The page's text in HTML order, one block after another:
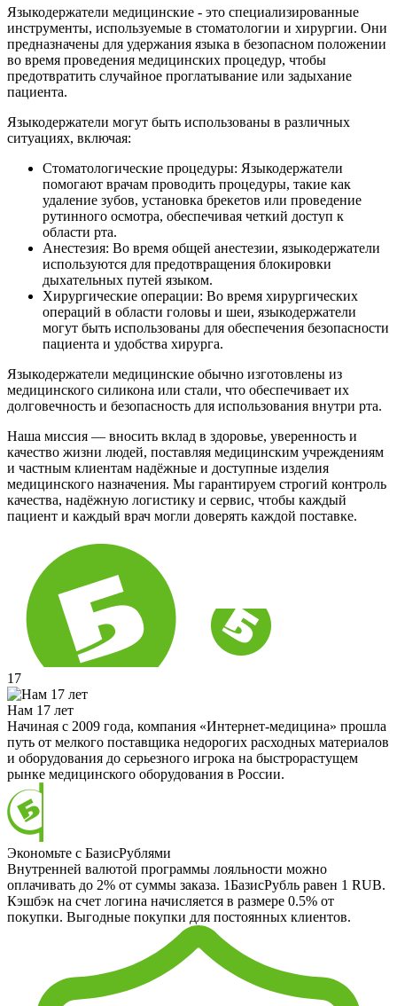
Языкодержатели медицинские - это специализированные
инструменты, используемые в стоматологии и хирургии. Они
предназначены для удержания языка в безопасном положении
во время проведения медицинских процедур, чтобы
предотвратить случайное проглатывание или задыхание
пациента.
Языкодержатели могут быть использованы в различных
ситуациях, включая:
Стоматологические процедуры: Языкодержатели
помогают врачам проводить процедуры, такие как
удаление зубов, установка брекетов или проведение
рутинного осмотра, обеспечивая четкий доступ к
области рта.
Анестезия: Во время общей анестезии, языкодержатели
используются для предотвращения блокировки
дыхательных путей языком.
Хирургические операции: Во время хирургических
операций в области головы и шеи, языкодержатели
могут быть использованы для обеспечения безопасности
пациента и удобства хирурга.
Языкодержатели медицинские обычно изготовлены из
медицинского силикона или стали, что обеспечивает их
долговечность и безопасность для использования внутри рта.
Наша миссия — вносить вклад в здоровье, уверенность и
качество жизни людей, поставляя медицинским учреждениям
и частным клиентам надёжные и доступные изделия
медицинского назначения. Мы гарантируем строгий контроль
качества, надёжную логистику и сервис, чтобы каждый
пациент и каждый врач могли доверять каждой поставке.
17
Нам 17 лет
Начиная с 2009 года, компания «Интернет-медицина» прошла
путь от мелкого поставщика недорогих расходных материалов
и оборудования до серьезного игрока на быстрорастущем
рынке медицинского оборудования в России.
Экономьте с БазисРублями
Внутренней валютой программы лояльности можно
оплачивать до 2% от суммы заказа. 1БазисРубль равен 1 RUB.
Кэшбэк на счет логина начисляется в размере 0.5% от
покупки. Выгодные покупки для постоянных клиентов.